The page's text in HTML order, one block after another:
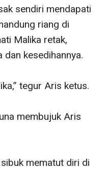
sendiri mendapati
riang di
Malika retak,
dan kesedihannya.
tegur Aris ketus.
membujuk Aris
mematut diri di